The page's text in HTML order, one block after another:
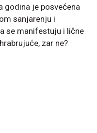
godina je posvećena
sanjarenju i
se manifestuju i lične
zar ne?